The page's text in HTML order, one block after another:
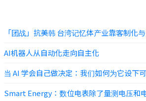
「团战」抗美韩 台湾记忆体产业靠客制化
AI机器人从自动化走向自主化
当 AI 学会自己做决定：我们如何为它设下
Smart Energy：数位电表除了量测电压和